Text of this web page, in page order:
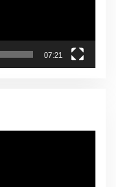
07:21